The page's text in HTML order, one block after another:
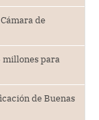
de
millones para
de Buenas